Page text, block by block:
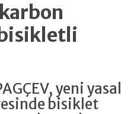
karbon
yeni yasal
bisiklet